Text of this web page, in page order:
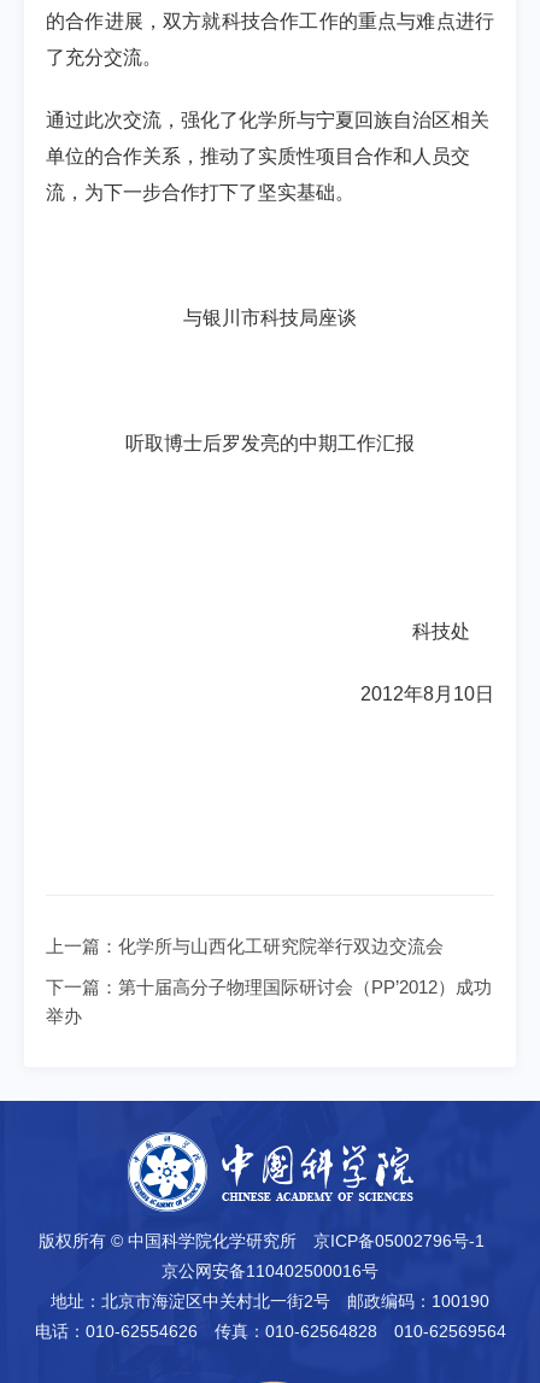
的合作进展，双方就科技合作工作的重点与难点进行
了充分交流。
通过此次交流，强化了化学所与宁夏回族自治区相关
单位的合作关系，推动了实质性项目合作和人员交
流，为下一步合作打下了坚实基础。
与银川市科技局座谈
听取博士后罗发亮的中期工作汇报
科技处
2012年8月10日
上一篇： 化学所与山西化工研究院举行双边交流会
下一篇： 第十届高分子物理国际研讨会（PP’2012）成功
举办
版权所有 © 中国科学院化学研究所
京ICP备05002796号-1
京公网安备110402500016号
地址：北京市海淀区中关村北一街2号
邮政编码：100190
电话：010-62554626
传真：010-62564828 010-62569564